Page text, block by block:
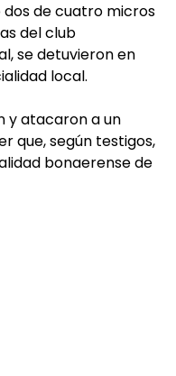
dos de cuatro micros
del club
se detuvieron en
local.
y atacaron a un
que, según testigos,
bonaerense de